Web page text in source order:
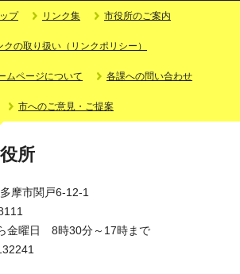
プ リンク集 市役所のご案内
クの取り扱い（リンクポリシー）
ムページについて 各課への問い合わせ
市へのご意見・ご提案
所
摩市関戸6-12-1
金曜日 8時30分～17時まで